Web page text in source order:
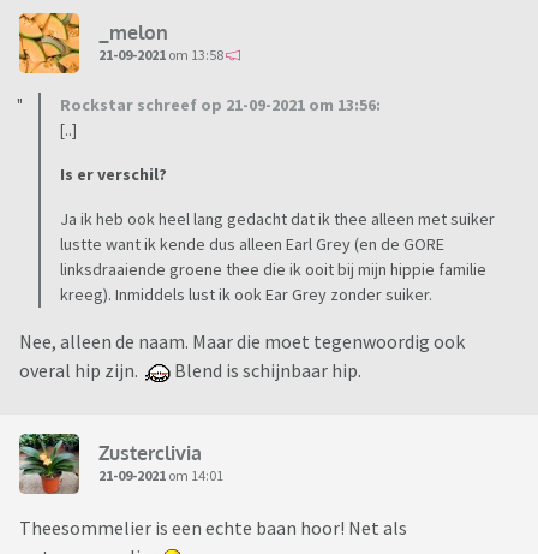
_melon
21-09-2021 om 13:58
Rockstar schreef op 21-09-2021 om 13:56:
[..]
Is er verschil?
Ja ik heb ook heel lang gedacht dat ik thee alleen met suiker
lustte want ik kende dus alleen Earl Grey (en de GORE
linksdraaiende groene thee die ik ooit bij mijn hippie familie
kreeg). Inmiddels lust ik ook Ear Grey zonder suiker.
Nee, alleen de naam. Maar die moet tegenwoordig ook
overal hip zijn.
Blend is schijnbaar hip.
Zusterclivia
21-09-2021 om 14:01
Theesommelier is een echte baan hoor! Net als